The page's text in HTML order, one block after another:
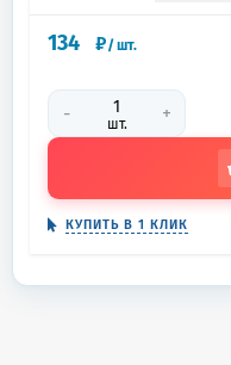
134 ₽/шт.
- шт. +
КУПИТЬ В 1 КЛИК